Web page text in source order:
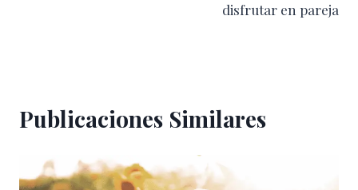
disfrutar en pareja
Publicaciones Similares